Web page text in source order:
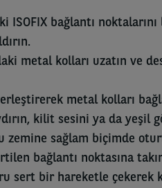
ISOFIX bağlantı
metal kolları uzatın ve
metal kolları
kilit sesini ya da yeşil
zemine sağlam biçimde
bağlantı noktasına
sert bir hareketle çekerek